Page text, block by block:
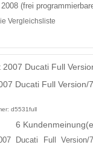
2008 (frei
Vergleichsliste
Ducati Full
d5531full
6
Ducati Full Version/